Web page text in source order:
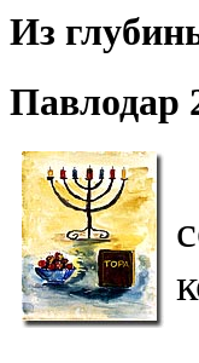
Из
Павлодар